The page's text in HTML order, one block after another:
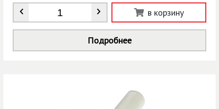
Количество в корзину
Подробнее